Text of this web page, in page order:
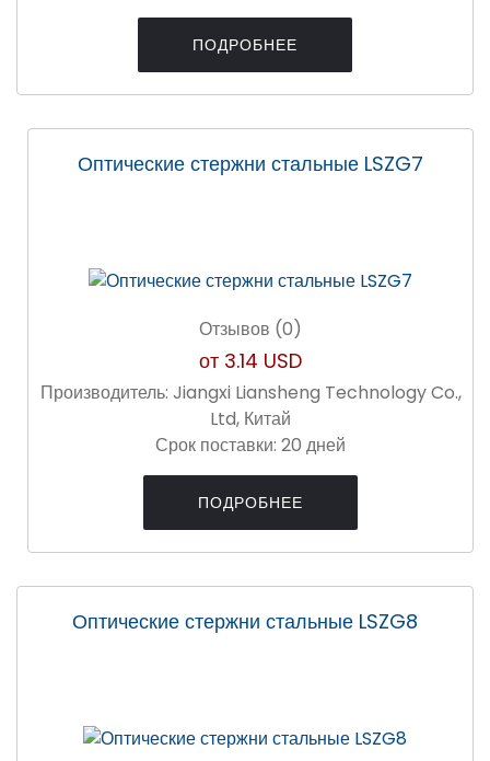
ПОДРОБНЕЕ
Оптические стержни стальные LSZG7
Отзывов (0)
от 3.14 USD
Производитель: Jiangxi Liansheng Technology Co.,
Ltd, Китай
Срок поставки: 20 дней
ПОДРОБНЕЕ
Оптические стержни стальные LSZG8